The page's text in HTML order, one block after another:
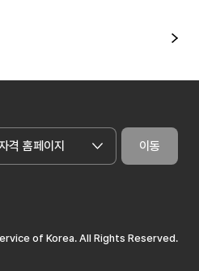
격 홈페이지 이동
of Korea. All Rights Reserved.